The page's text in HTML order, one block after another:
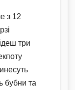
з 12
три
бубни та